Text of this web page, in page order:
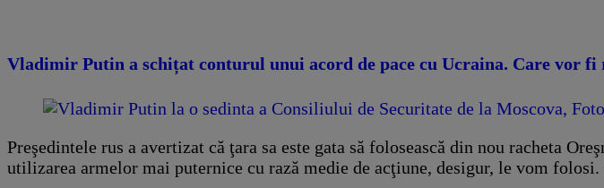
Vladimir Putin a schițat conturul unui acord de pace cu Ucraina. Care vor fi
Preşedintele rus a avertizat că ţara sa este gata să folosească din nou racheta
utilizarea armelor mai puternice cu rază medie de acţiune, desigur, le vom folosi.